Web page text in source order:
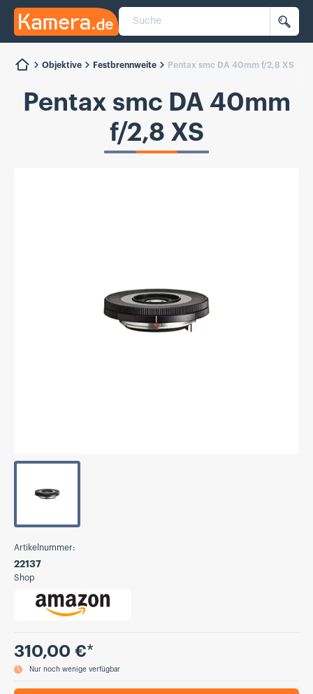
Kamera.de
Suche
Objektive Festbrennweite Pentax smc DA 40mm f/2,8 XS
Pentax smc DA 40mm
f/2,8 XS
Artikelnummer:
22137
Shop
Preis
310,00 €*
Nur noch wenige verfügbar